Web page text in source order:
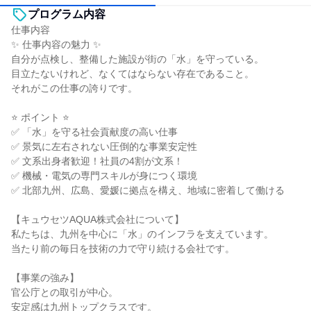
プログラム内容
仕事内容
✨ 仕事内容の魅力 ✨
自分が点検し、整備した施設が街の「水」を守っている。
目立たないけれど、なくてはならない存在であること。
それがこの仕事の誇りです。
⭐ ポイント ⭐
✅ 「水」を守る社会貢献度の高い仕事
✅ 景気に左右されない圧倒的な事業安定性
✅ 文系出身者歓迎！社員の4割が文系！
✅ 機械・電気の専門スキルが身につく環境
✅ 北部九州、広島、愛媛に拠点を構え、地域に密着して働ける
【キュウセツAQUA株式会社について】
私たちは、九州を中心に「水」のインフラを支えています。
当たり前の毎日を技術の力で守り続ける会社です。
【事業の強み】
官公庁との取引が中心。
安定感は九州トップクラスです。